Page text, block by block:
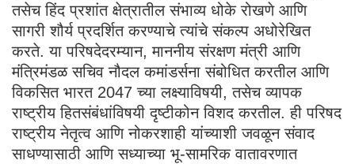
तसेच हिंद प्रशांत क्षेत्रातील संभाव्य धोके रोखणे आणि
सागरी शौर्य प्रदर्शित करण्याचे त्यांचे संकल्प अधोरेखित
करते. या परिषदेदरम्यान, माननीय संरक्षण मंत्री आणि
मंत्रिमंडळ सचिव नौदल कमांडर्सना संबोधित करतील आणि
विकसित भारत 2047 च्या लक्ष्याविषयी, तसेच व्यापक
राष्ट्रीय हितसंबंधांविषयी दृष्टीकोन विशद करतील. ही परिषद
राष्ट्रीय नेतृत्व आणि नोकरशाही यांच्याशी जवळून संवाद
साधण्यासाठी आणि सध्याच्या भू-सामरिक वातावरणात